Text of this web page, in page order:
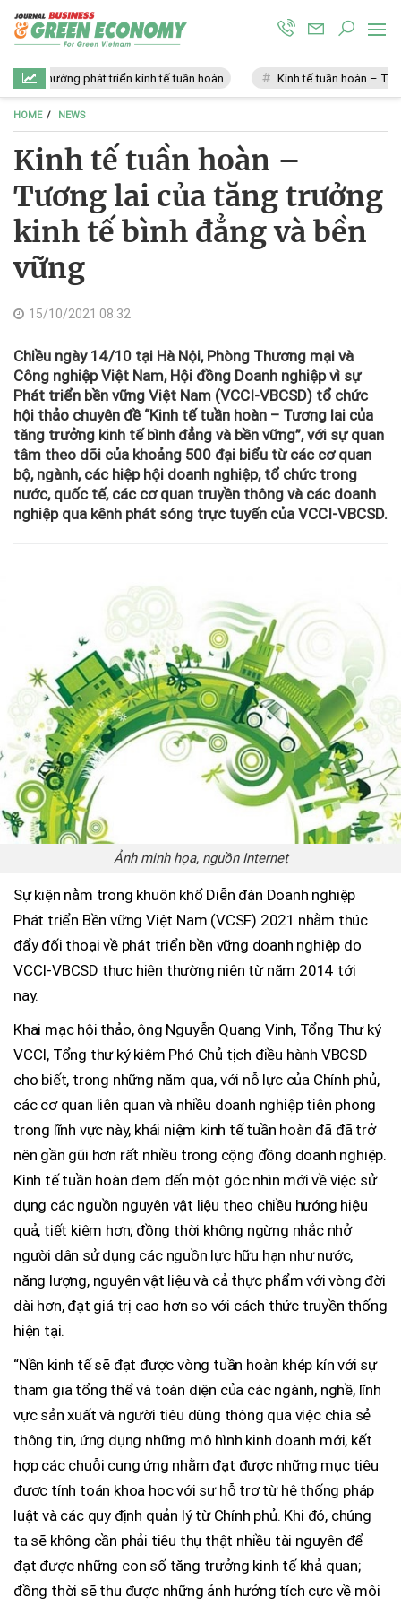
hướng phát triển kinh tế tuần hoàn Kinh tế tuần hoàn – Tương
HOME NEWS
Kinh tế tuần hoàn –
Tương lai của tăng trưởng
kinh tế bình đẳng và bền
vững
15/10/2021 08:32
Chiều ngày 14/10 tại Hà Nội, Phòng Thương mại và
Công nghiệp Việt Nam, Hội đồng Doanh nghiệp vì sự
Phát triển bền vững Việt Nam (VCCI-VBCSD) tổ chức
hội thảo chuyên đề “Kinh tế tuần hoàn – Tương lai của
tăng trưởng kinh tế bình đẳng và bền vững”, với sự quan
tâm theo dõi của khoảng 500 đại biểu từ các cơ quan
bộ, ngành, các hiệp hội doanh nghiệp, tổ chức trong
nước, quốc tế, các cơ quan truyền thông và các doanh
nghiệp qua kênh phát sóng trực tuyến của VCCI-VBCSD.
Ảnh minh họa, nguồn Internet
Sự kiện nằm trong khuôn khổ Diễn đàn Doanh nghiệp
Phát triển Bền vững Việt Nam (VCSF) 2021 nhằm thúc
đẩy đối thoại về phát triển bền vững doanh nghiệp do
VCCI-VBCSD thực hiện thường niên từ năm 2014 tới
nay.
Khai mạc hội thảo, ông Nguyễn Quang Vinh, Tổng Thư ký
VCCI, Tổng thư ký kiêm Phó Chủ tịch điều hành VBCSD
cho biết, trong những năm qua, với nỗ lực của Chính phủ,
các cơ quan liên quan và nhiều doanh nghiệp tiên phong
trong lĩnh vực này, khái niệm kinh tế tuần hoàn đã đã trở
nên gần gũi hơn rất nhiều trong cộng đồng doanh nghiệp.
Kinh tế tuần hoàn đem đến một góc nhìn mới về việc sử
dụng các nguồn nguyên vật liệu theo chiều hướng hiệu
quả, tiết kiệm hơn; đồng thời không ngừng nhắc nhở
người dân sử dụng các nguồn lực hữu hạn như nước,
năng lượng, nguyên vật liệu và cả thực phẩm với vòng đời
dài hơn, đạt giá trị cao hơn so với cách thức truyền thống
hiện tại.
“Nền kinh tế sẽ đạt được vòng tuần hoàn khép kín với sự
tham gia tổng thể và toàn diện của các ngành, nghề, lĩnh
vực sản xuất và người tiêu dùng thông qua việc chia sẻ
thông tin, ứng dụng những mô hình kinh doanh mới, kết
hợp các chuỗi cung ứng nhằm đạt được những mục tiêu
được tính toán khoa học với sự hỗ trợ từ hệ thống pháp
luật và các quy định quản lý từ Chính phủ. Khi đó, chúng
ta sẽ không cần phải tiêu thụ thật nhiều tài nguyên để
đạt được những con số tăng trưởng kinh tế khả quan;
đồng thời sẽ thu được những ảnh hưởng tích cực về môi